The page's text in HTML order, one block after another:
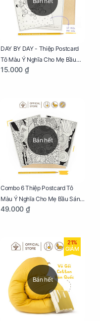
DAY BY DAY - Thiệp Postcard
Tô Màu Ý Nghĩa Cho Mẹ Bầu
Sáng Tạo, Thư Giãn Và Hạnh
15.000 ₫
Bán hết
Combo 6 Thiệp Postcard Tô
Màu Ý Nghĩa Cho Mẹ Bầu Sáng
Tạo, Thư Giãn Và Hạnh Phúc
49.000 ₫
Bán hết
21%
GIẢM